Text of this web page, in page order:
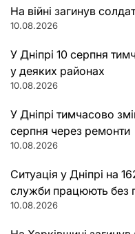
На війні загинув
10.08.2026
У Дніпрі 10 серпня
у деяких районах
10.08.2026
У Дніпрі тимчасово
серпня через ремонти
10.08.2026
Ситуація у Дніпрі на
служби працюють без
10.08.2026